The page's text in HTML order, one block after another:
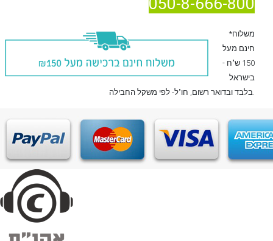
*משלוח
חינם מעל
150 ש"ח -
בישראל
בלבדובדואר רשום , חו"ל- לפי משקל החבילה.